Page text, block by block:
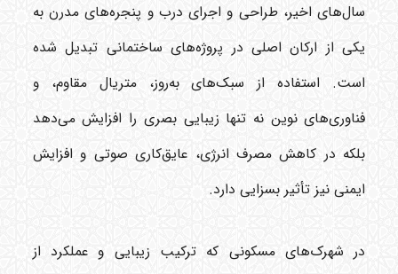
سال‌های اخیر، طراحی و اجرای درب و پنجره‌های مدرن به
یکی از ارکان اصلی در پروژه‌های ساختمانی تبدیل شده
است. استفاده از سبک‌های به‌روز، متریال مقاوم، و
فناوری‌های نوین نه تنها زیبایی بصری را افزایش می‌دهد
بلکه در کاهش مصرف انرژی، عایق‌کاری صوتی و افزایش
ایمنی نیز تأثیر بسزایی دارد.
در شهرک‌های مسکونی که ترکیب زیبایی و عملکرد از